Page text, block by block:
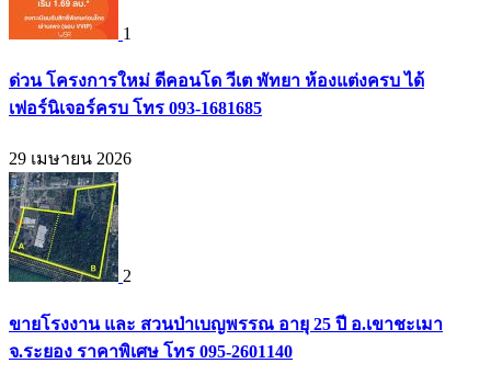
1
ด่วน โครงการใหม่ ดีคอนโด วีเต พัทยา ห้องแต่งครบ ได้
เฟอร์นิเจอร์ครบ โทร 093-1681685
29 เมษายน 2026
2
ขายโรงงาน และ สวนป่าเบญพรรณ อายุ 25 ปี อ.เขาชะเมา
จ.ระยอง ราคาพิเศษ โทร 095-2601140